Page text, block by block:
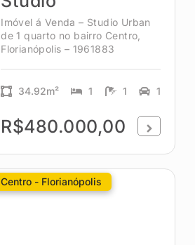
Imóvel á Venda – Studio Urban
de 1 quarto no bairro Centro,
Florianópolis – 1961883
34.92m² 1 1 1
R$480.000,00
Centro - Florianópolis